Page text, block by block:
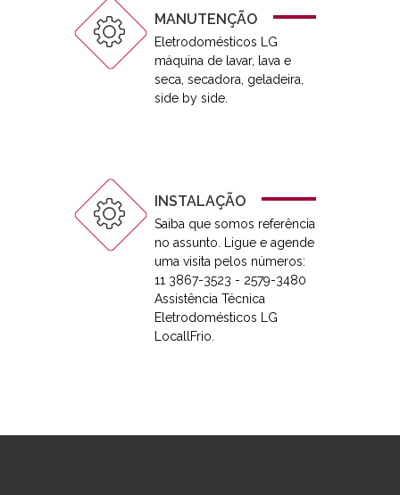
MANUTENÇÃO
Eletrodomésticos LG
máquina de lavar, lava e
seca, secadora, geladeira,
side by side.
INSTALAÇÃO
Saiba que somos referência
no assunto. Ligue e agende
uma visita pelos números:
11 3867-3523 - 2579-3480
Assistência Técnica
Eletrodomésticos LG
LocallFrio.